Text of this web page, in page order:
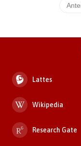
Lattes
Wikipedia
Research Gate